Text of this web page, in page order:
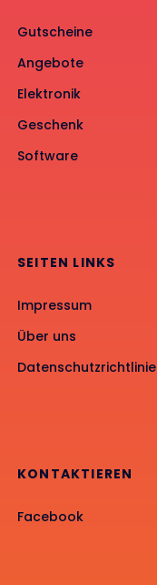
Gutscheine
Angebote
Elektronik
Geschenk
Software
SEITEN LINKS
Impressum
Über uns
Datenschutzrichtlinie
KONTAKTIEREN
Facebook